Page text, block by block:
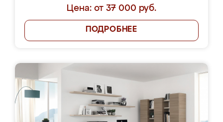
Цена: от 37 000 руб.
ПОДРОБНЕЕ